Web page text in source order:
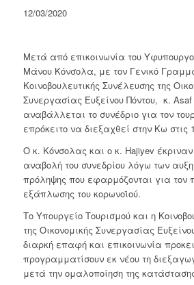
12/03/2020
Μετά από επικοινωνία του
Μάνου Κόνσολα, με τον Γενικό
Κοινοβουλευτικής Συνέλευσης της
Συνεργασίας Ευξείνου Πόντου, κ. Asaf
αναβάλλεται το συνέδριο για τον
επρόκειτο να διεξαχθεί στην Κω στις
Ο κ. Κόνσολας και ο κ. Hajiyev
αναβολή του συνεδρίου λόγω των
πρόληψης που εφαρμόζονται για τον
εξάπλωσης του κορωνοϊού.
Το Υπουργείο Τουρισμού και η
της Οικονομικής Συνεργασίας
διαρκή επαφή και επικοινωνία
προγραμματίσουν εκ νέου τη
μετά την ομαλοποίηση της